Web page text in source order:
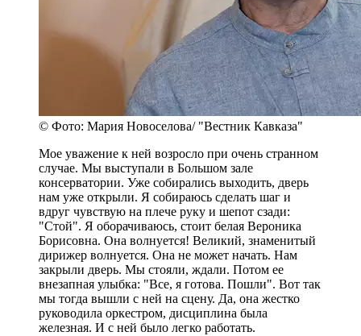
© Фото: Мария Новоселова/ "Вестник Кавказа"
Мое уважение к ней возросло при очень странном
случае. Мы выступали в Большом зале
консерватории. Уже собирались выходить, дверь
нам уже открыли. Я собираюсь сделать шаг и
вдруг чувствую на плече руку и шепот сзади:
"Стой". Я оборачиваюсь, стоит белая Вероника
Борисовна. Она волнуется! Великий, знаменитый
дирижер волнуется. Она не может начать. Нам
закрыли дверь. Мы стояли, ждали. Потом ее
внезапная улыбка: "Все, я готова. Пошли". Вот так
мы тогда вышли с ней на сцену. Да, она жестко
руководила оркестром, дисциплина была
железная. И с ней было легко работать.